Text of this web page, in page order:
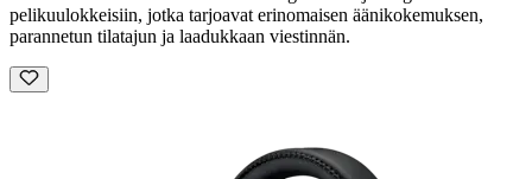
pelikuulokkeisiin, jotka tarjoavat erinomaisen äänikokemuksen,
parannetun tilatajun ja laadukkaan viestinnän.